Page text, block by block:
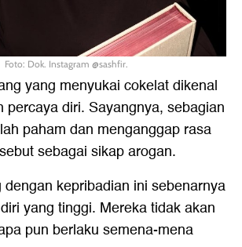
Foto: Dok. Instagram @sashfir.
yang menyukai cokelat dikenal
percaya diri. Sayangnya, sebagian
paham dan menganggap rasa
sebagai sikap arogan.
kepribadian ini sebenarnya
yang tinggi. Mereka tidak akan
pun berlaku semena-mena